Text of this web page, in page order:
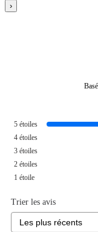
›
5 étoiles
4 étoiles
3 étoiles
2 étoiles
1 étoile
Trier les avis